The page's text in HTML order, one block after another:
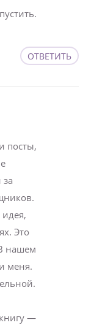
ОТВЕТИТЬ
посты,
Это
нашем
меня.
—